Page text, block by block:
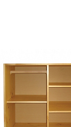
механизмом
механизмом